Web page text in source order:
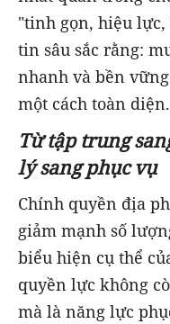
"tinh gọn, hiệu
tin sâu sắc rằng:
nhanh và bền
một cách toàn diện.
Từ tập trung
lý sang phục vụ
Chính quyền địa
giảm mạnh số
biểu hiện cụ thể
quyền lực không
mà là năng lực